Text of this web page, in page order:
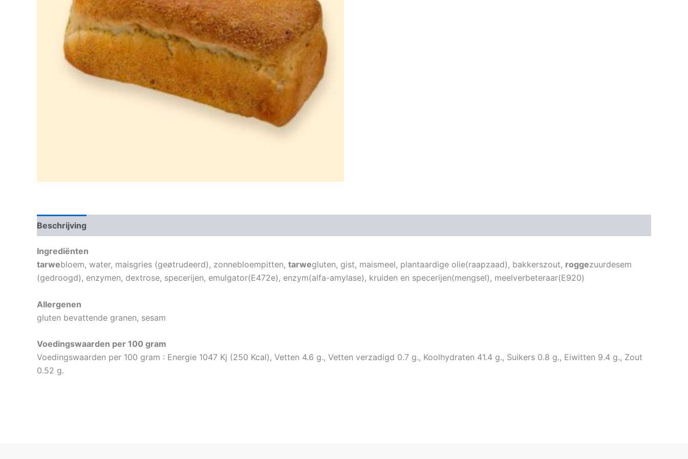
Beschrijving
Ingrediënten
tarwebloem, water, maisgries (geøtrudeerd), zonnebloempitten, tarwegluten, gist, maismeel, plantaardige olie(raapzaad), bakkerszout, roggezuurdesem
(gedroogd), enzymen, dextrose, specerijen, emulgator(E472e), enzym(alfa-amylase), kruiden en specerijen(mengsel), meelverbeteraar(E920)
Allergenen
gluten bevattende granen, sesam
Voedingswaarden per 100 gram
Voedingswaarden per 100 gram : Energie 1047 Kj (250 Kcal), Vetten 4.6 g., Vetten verzadigd 0.7 g., Koolhydraten 41.4 g., Suikers 0.8 g., Eiwitten 9.4 g., Zout
0.52 g.